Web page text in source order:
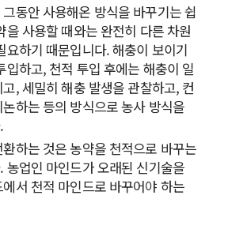
동안 사용해온 방식을 바꾸기는 쉽
을 사용할 때와는 완전히 다른 차원
요하기 때문입니다. 해충이 보이기
입하고, 천적 투입 후에는 해충이 일
, 세밀히 해충 발생을 관찰하고, 컨
하는 등의 방식으로 농사 방식을
하는 것은 농약을 천적으로 바꾸는
농업인 마인드가 오래된 신기술을
서 천적 마인드로 바꾸어야 하는